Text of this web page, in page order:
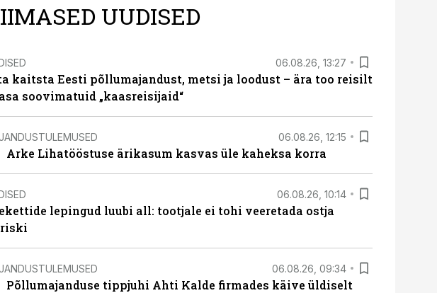
UUDISED
06.08.26, 13:27
kaitsta Eesti põllumajandust, metsi ja loodust – ära too reisilt
soovimatuid „kaasreisijaid“
06.08.26, 12:15
Arke Lihatööstuse ärikasum kasvas üle kaheksa korra
06.08.26, 10:14
lepingud luubi all: tootjale ei tohi veeretada ostja
06.08.26, 09:34
Põllumajanduse tippjuhi Ahti Kalde firmades käive üldiselt